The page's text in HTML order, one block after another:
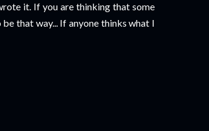
it. If you are thinking that some
that way... If anyone thinks what I